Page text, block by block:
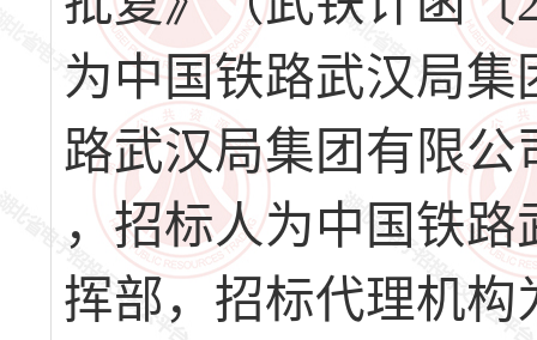
为中国铁路武汉局
路武汉局集团有限公
，招标人为中国铁
挥部，招标代理机